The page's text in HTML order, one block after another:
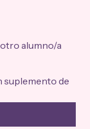
alumno/a
suplemento de